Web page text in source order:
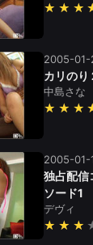
2005-01-
カリのり
中島さな
2005-01-
独占配信
ソード1
デヴィ
★★★